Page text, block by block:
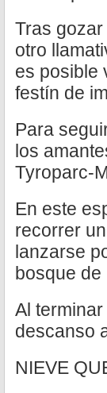
Tras
otro
es posible
festín de
Para
los
Tyroparc-
En este
recorrer
lanzarse
bosque de
Al
descanso
NIEVE